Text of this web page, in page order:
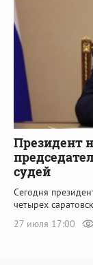
Президент
судей
Сегодня
четырех
27 июля 17:00